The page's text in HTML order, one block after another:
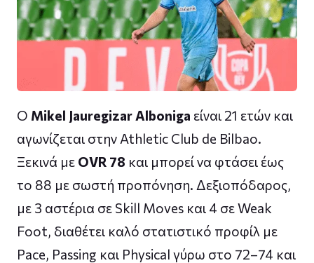
Ο Mikel Jauregizar Alboniga είναι 21 ετών και
αγωνίζεται στην Athletic Club de Bilbao.
Ξεκινά με OVR 78 και μπορεί να φτάσει έως
το 88 με σωστή προπόνηση. Δεξιοπόδαρος,
με 3 αστέρια σε Skill Moves και 4 σε Weak
Foot, διαθέτει καλό στατιστικό προφίλ με
Pace, Passing και Physical γύρω στο 72–74 και